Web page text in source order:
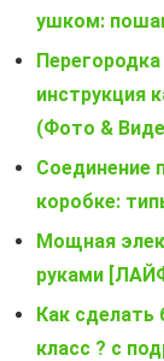
ушком:
инструкция
(Фото &
Соединение
коробке:
Мощная
руками
Как сделать
класс ? с